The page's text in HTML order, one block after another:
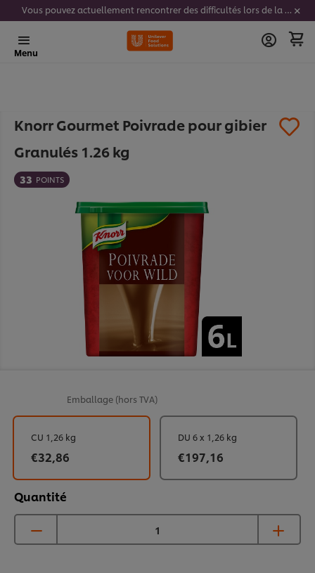
Vous pouvez actuellement rencontrer des difficultés lors de la saisie de vos codes stickers. Nous travaillons activement à résoudre ce problème.
Menu
Knorr Gourmet Poivrade pour gibier
Granulés 1.26 kg​
33 POINTS
Emballage (hors TVA)
Quantité
CU 1,26 kg
€32,86
DU 6 x 1,26 kg
€197,16